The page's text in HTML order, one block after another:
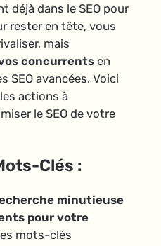
déjà dans le SEO pour
rester en tête, vous
mais
concurrentsen
SEO avancées. Voici
actions à
le SEO de votre
Clés :
minutieuse
pour votre
mots-clés